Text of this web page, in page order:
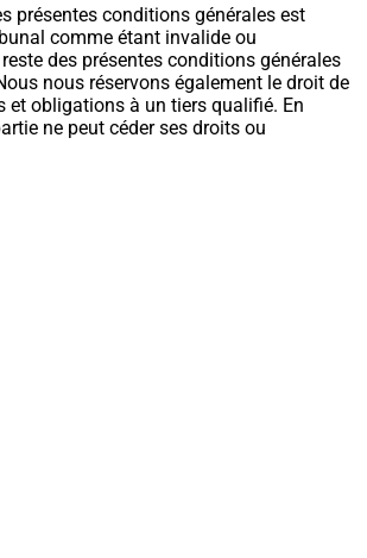
présentes conditions générales est
comme étant invalide ou
des présentes conditions générales
nous réservons également le droit de
et obligations à un tiers qualifié. En
ne peut céder ses droits ou